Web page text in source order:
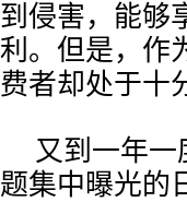
到侵害，能够
利。但是，作
费者却处于十
又到一年一
题集中曝光的